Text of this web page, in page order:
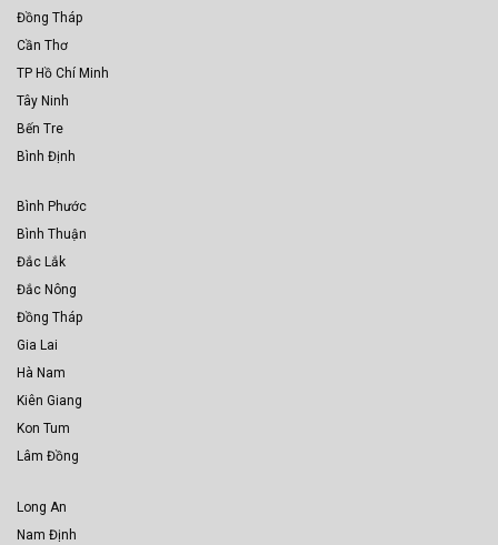
Đồng Tháp
Cần Thơ
TP Hồ Chí Minh
Tây Ninh
Bến Tre
Bình Định
Bình Phước
Bình Thuận
Đắc Lắk
Đắc Nông
Đồng Tháp
Gia Lai
Hà Nam
Kiên Giang
Kon Tum
Lâm Đồng
Long An
Nam Định